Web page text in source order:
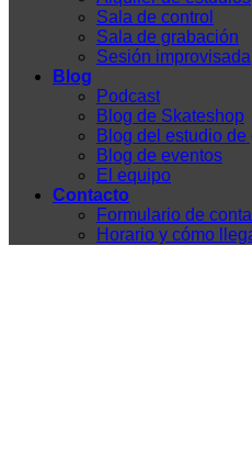
Sala de control
Sala de grabación
Sesión improvisada
Blog
Podcast
Blog de Skateshop
Blog del estudio de
Blog de eventos
El equipo
Contacto
Formulario de
Horario y cómo